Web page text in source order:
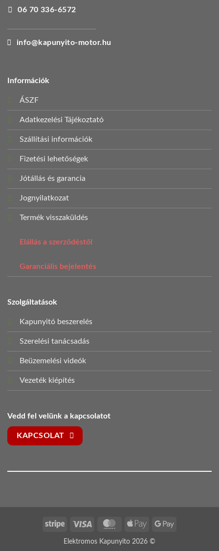
06 70 336-6572
info@kapunyito-motor.hu
Információk
ÁSZF
Adatkezelési Tájékoztató
Szállítási információk
Fizetési lehetőségek
Jótállás és garancia
Jognyilatkozat
Termék visszaküldés
Elállás a szerződéstől
Garanciális bejelentés
Szolgáltatások
Kapunyitó beszerelés
Szerelési tanácsadás
Beüzemelési videók
Vezeték kiépítés
Vedd fel velünk a kapcsolatot
KAPCSOLAT
Stripe Visa MasterCardApple
Google
Elektromos Kapunyito 2026 ©